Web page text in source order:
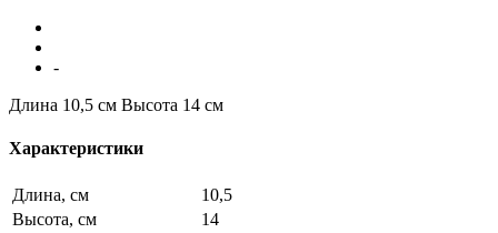
-
Длина 10,5 см Высота 14 см
Характеристики
Длина, см
10,5
Высота, см
14